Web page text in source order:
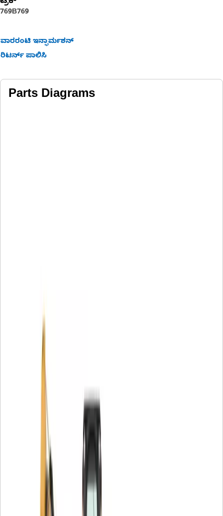
769B769
ವಾರರಂಟಿ ಇನ್ಫಾರ್ಮಶನ್
ರಿಟರ್ನ್ ಪಾಲಿಸಿ
Parts Diagrams